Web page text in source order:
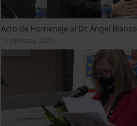
Acto de Homenaje al Dr. Ángel Blanco
13 January, 2021